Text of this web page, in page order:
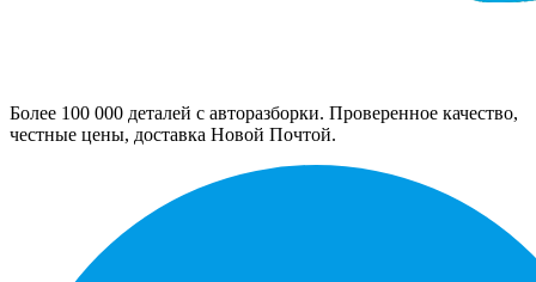
Более 100 000 деталей с авторазборки. Проверенное качество,
честные цены, доставка Новой Почтой.